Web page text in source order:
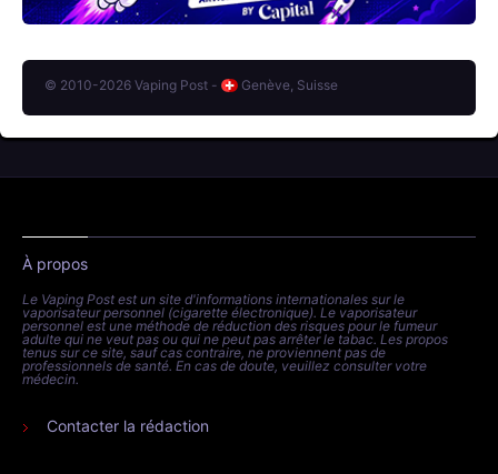
© 2010-2026 Vaping Post - Genève, Suisse
À propos
Le Vaping Post est un site d'informations internationales sur le
vaporisateur personnel (cigarette électronique). Le vaporisateur
personnel est une méthode de réduction des risques pour le fumeur
adulte qui ne veut pas ou qui ne peut pas arrêter le tabac. Les propos
tenus sur ce site, sauf cas contraire, ne proviennent pas de
professionnels de santé. En cas de doute, veuillez consulter votre
médecin.
Contacter la rédaction